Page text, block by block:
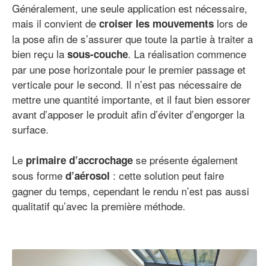
Généralement, une seule application est nécessaire,
mais il convient de croiser les mouvements lors de
la pose afin de s’assurer que toute la partie à traiter a
bien reçu la sous-couche. La réalisation commence
par une pose horizontale pour le premier passage et
verticale pour le second. Il n’est pas nécessaire de
mettre une quantité importante, et il faut bien essorer
avant d’apposer le produit afin d’éviter d’engorger la
surface.
Le primaire d’accrochage se présente également
sous forme d’aérosol : cette solution peut faire
gagner du temps, cependant le rendu n’est pas aussi
qualitatif qu’avec la première méthode.